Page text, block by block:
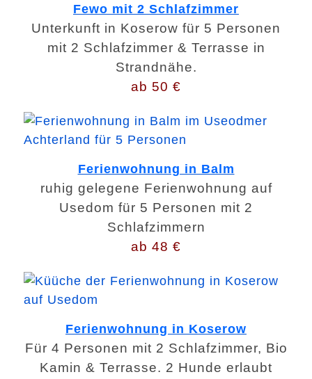
Fewo mit 2 Schlafzimmer
Unterkunft in Koserow für 5 Personen
mit 2 Schlafzimmer & Terrasse in
Strandnähe.
ab 50 €
Ferienwohnung in Balm
ruhig gelegene Ferienwohnung auf
Usedom für 5 Personen mit 2
Schlafzimmern
ab 48 €
Ferienwohnung in Koserow
Für 4 Personen mit 2 Schlafzimmer, Bio
Kamin & Terrasse. 2 Hunde erlaubt